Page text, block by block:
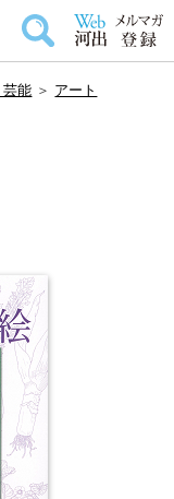
芸能 ＞ アート